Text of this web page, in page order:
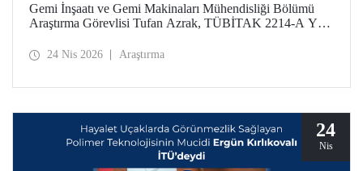
Gemi İnşaatı ve Gemi Makinaları Mühendisliği Bölümü
Araştırma Görevlisi Tufan Azrak, TÜBİTAK 2214-A Yurt
desteklenmeye hak kazandı.
24 Nis 2026 Araştırma
24
Nis